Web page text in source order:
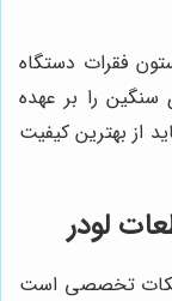
فقرات دستگاه
را بر عهده
از بهترین کیفیت
لودر
نکات تخصصی است